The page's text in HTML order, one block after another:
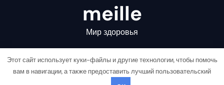
meille
Мир здоровья
Этот сайт использует куки-файлы и другие технологии, чтобы помочь
вам в навигации, а также предоставить лучший пользовательский